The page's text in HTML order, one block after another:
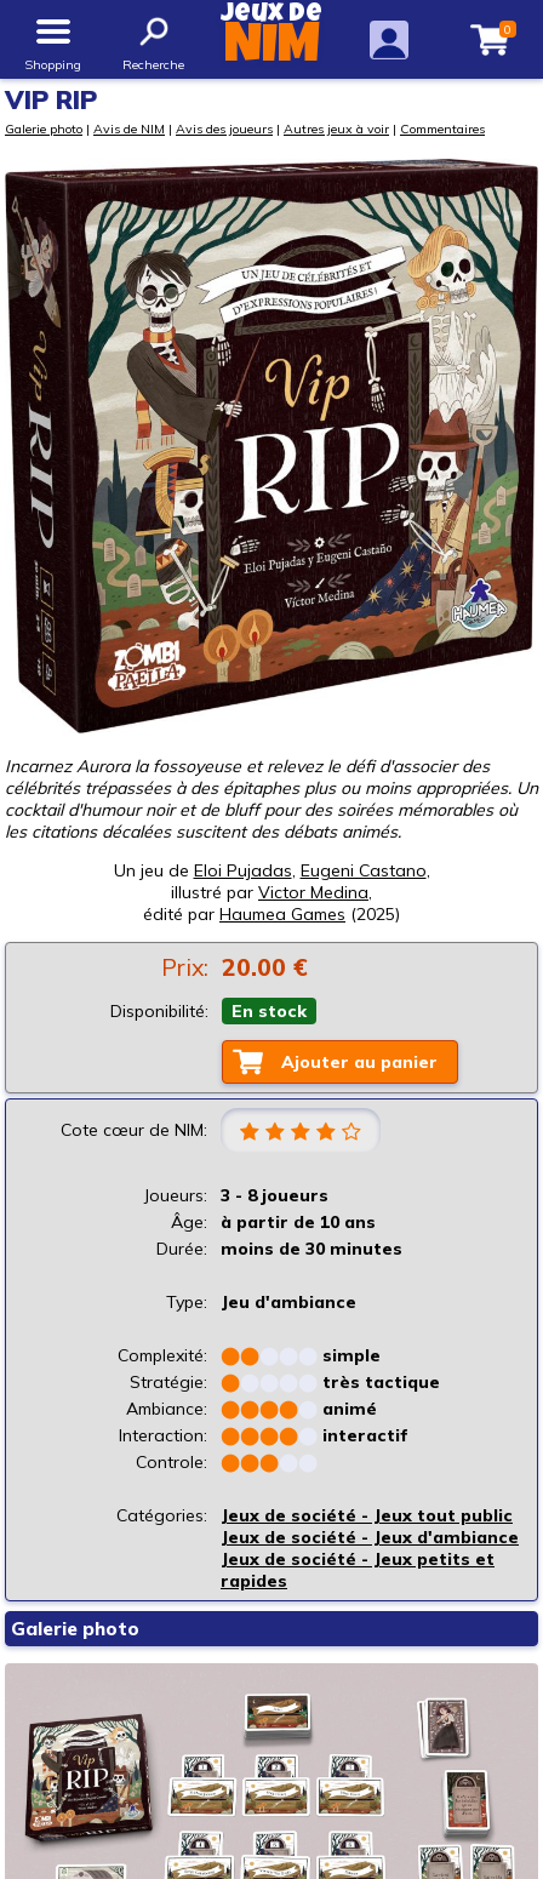
Shopping Recherche
Jeux de
NIM 0
VIP RIP
Galerie photo | Avis de NIM | Avis des joueurs | Autres jeux à voir | Commentaires
Incarnez Aurora la fossoyeuse et relevez le défi d'associer des
célébrités trépassées à des épitaphes plus ou moins appropriées. Un
cocktail d'humour noir et de bluff pour des soirées mémorables où
les citations décalées suscitent des débats animés.
Un jeu de Eloi Pujadas, Eugeni Castano,
illustré par Victor Medina,
édité par Haumea Games (2025)
Prix: 20.00 €
Disponibilité: En stock
Ajouter au panier
Cote cœur de NIM:
Joueurs:
3 - 8 joueurs
Âge:
à partir de 10 ans
Durée:
moins de 30 minutes
Type: Jeu d'ambiance
Complexité: ⬤⬤
simple
Stratégie:
⬤
très tactique
Ambiance:
⬤⬤⬤⬤
animé
Interaction:
⬤⬤⬤⬤
interactif
Controle:
⬤⬤⬤
Catégories:
Jeux de société - Jeux tout public
Jeux de société - Jeux d'ambiance
Jeux de société - Jeux petits et
rapides
Galerie photo